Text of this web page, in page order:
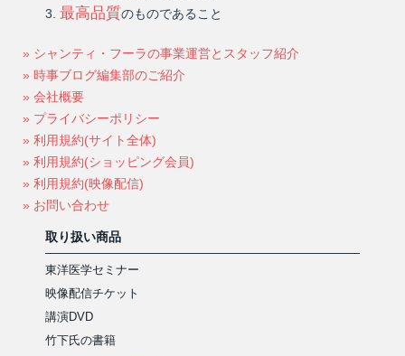
最高品質のものであること
» シャンティ・フーラの事業運営とスタッフ紹介
» 時事ブログ編集部のご紹介
» 会社概要
» プライバシーポリシー
» 利用規約(サイト全体)
» 利用規約(ショッピング会員)
» 利用規約(映像配信)
» お問い合わせ
取り扱い商品
東洋医学セミナー
映像配信チケット
講演DVD
竹下氏の書籍